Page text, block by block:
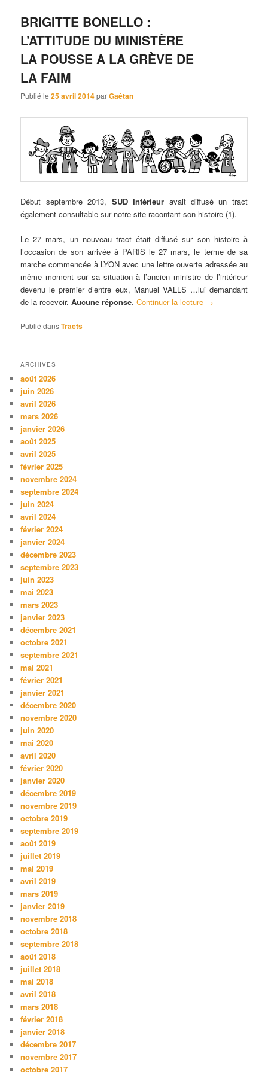
BRIGITTE BONELLO :
L’ATTITUDE DU MINISTÈRE
LA POUSSE A LA GRÈVE DE
LA FAIM
Publié le25 avril 2014parGaétan
Début septembre 2013, SUD Intérieur avait diffusé un tract
également consultable sur notre site racontant son histoire (1).
Le 27 mars, un nouveau tract était diffusé sur son histoire à
l’occasion de son arrivée à PARIS le 27 mars, le terme de sa
marche commencée à LYON avec une lettre ouverte adressée au
même moment sur sa situation à l’ancien ministre de l’intérieur
devenu le premier d’entre eux, Manuel VALLS …lui demandant
de la recevoir.Aucune réponse.Continuer la lecture →
Publié dansTracts
ARCHIVES
août 2026
juin 2026
avril 2026
mars 2026
janvier 2026
août 2025
avril 2025
février 2025
novembre 2024
septembre 2024
juin 2024
avril 2024
février 2024
janvier 2024
décembre 2023
septembre 2023
juin 2023
mai 2023
mars 2023
janvier 2023
décembre 2021
octobre 2021
septembre 2021
mai 2021
février 2021
janvier 2021
décembre 2020
novembre 2020
juin 2020
mai 2020
avril 2020
février 2020
janvier 2020
décembre 2019
novembre 2019
octobre 2019
septembre 2019
août 2019
juillet 2019
mai 2019
avril 2019
mars 2019
janvier 2019
novembre 2018
octobre 2018
septembre 2018
août 2018
juillet 2018
mai 2018
avril 2018
mars 2018
février 2018
janvier 2018
décembre 2017
novembre 2017
octobre 2017